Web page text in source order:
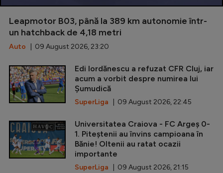
Leapmotor B03, până la 389 km autonomie într-
un hatchback de 4,18 metri
Auto | 09 August 2026, 23:20
Edi Iordănescu a refuzat CFR Cluj, iar
acum a vorbit despre numirea lui
Șumudică
SuperLiga | 09 August 2026, 22:45
Universitatea Craiova - FC Argeș 0-
1. Piteștenii au învins campioana în
Bănie! Oltenii au ratat ocazii
importante
SuperLiga | 09 August 2026, 21:15